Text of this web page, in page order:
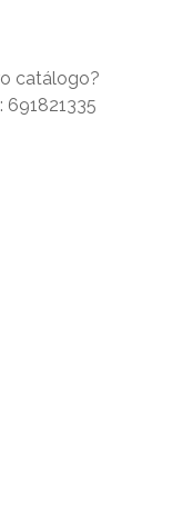
catálogo?